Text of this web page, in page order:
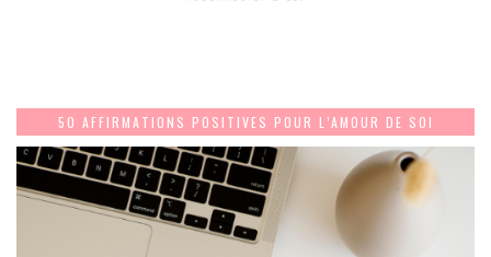
50 AFFIRMATIONS POSITIVES POUR L’AMOUR DE SOI